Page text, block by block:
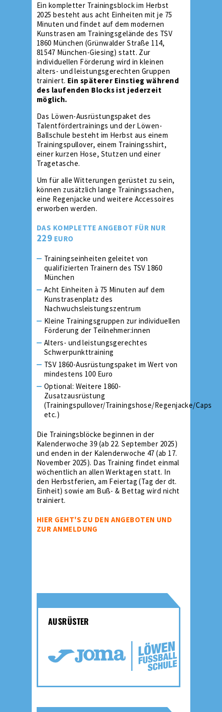
Ein kompletter Trainingsblock im Herbst
2025 besteht aus acht Einheiten mit je 75
Minuten und findet auf dem modernen
Kunstrasen am Trainingsgelände des TSV
1860 München (Grünwalder Straße 114,
81547 München-Giesing) statt. Zur
individuellen Förderung wird in kleinen
alters- und leistungsgerechten Gruppen
trainiert. Ein späterer Einstieg während
des laufenden Blocks ist jederzeit
möglich.
Das Löwen-Ausrüstungspaket des
Talentfördertrainings und der Löwen-
Ballschule besteht im Herbst aus einem
Trainingspullover, einem Trainingsshirt,
einer kurzen Hose, Stutzen und einer
Tragetasche.
Um für alle Witterungen gerüstet zu sein,
können zusätzlich lange Trainingssachen,
eine Regenjacke und weitere Accessoires
erworben werden.
DAS KOMPLETTE ANGEBOT FÜR NUR
229 EURO
Trainingseinheiten geleitet von
qualifizierten Trainern des TSV 1860
München
Acht Einheiten à 75 Minuten auf dem
Kunstrasenplatz des
Nachwuchsleistungszentrum
Kleine Trainingsgruppen zur individuellen
Förderung der Teilnehmer:innen
Alters- und leistungsgerechtes
Schwerpunkttraining
TSV 1860-Ausrüstungspaket im Wert von
mindestens 100 Euro
Optional: Weitere 1860-
Zusatzausrüstung
(Trainingspullover/Trainingshose/Regenjacke/Caps
etc.)
Die Trainingsblöcke beginnen in der
Kalenderwoche 39 (ab 22. September 2025)
und enden in der Kalenderwoche 47 (ab 17.
November 2025). Das Training findet einmal
wöchentlich an allen Werktagen statt. In
den Herbstferien, am Feiertag (Tag der dt.
Einheit) sowie am Buß- & Bettag wird nicht
trainiert.
HIER GEHT'S ZU DEN ANGEBOTEN UND
ZUR ANMELDUNG
AUSRÜSTER